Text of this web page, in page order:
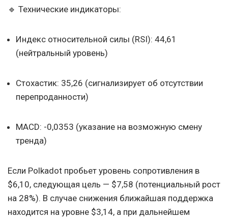
🔹 Технические индикаторы:
Индекс относительной силы (RSI): 44,61
(нейтральный уровень)
Стохастик: 35,26 (сигнализирует об отсутствии
перепроданности)
MACD: -0,0353 (указание на возможную смену
тренда)
Если Polkadot пробьет уровень сопротивления в
$6,10, следующая цель — $7,58 (потенциальный рост
на 28%). В случае снижения ближайшая поддержка
находится на уровне $3,14, а при дальнейшем